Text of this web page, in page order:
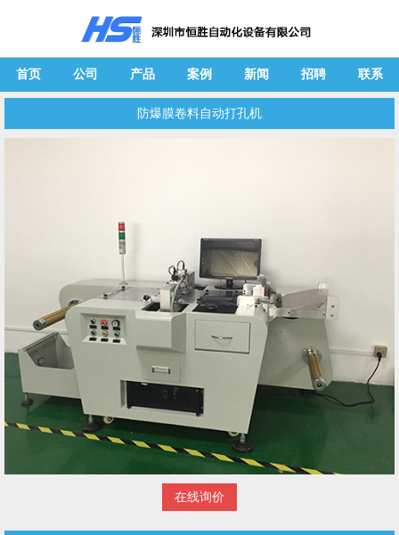
首页 公司 产品 案例 新闻 招聘 联系
防爆膜卷料自动打孔机
在线询价